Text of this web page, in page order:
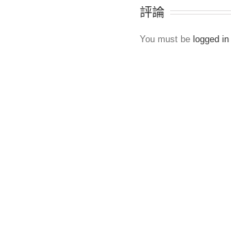
評論
You must be logged in